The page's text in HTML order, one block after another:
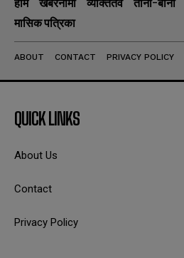
मासिक पत्रिका
ABOUT CONTACT PRIVACY POLICY
QUICK LINKS
About Us
Contact
Privacy Policy